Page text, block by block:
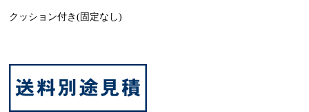
クッション付き(固定なし)